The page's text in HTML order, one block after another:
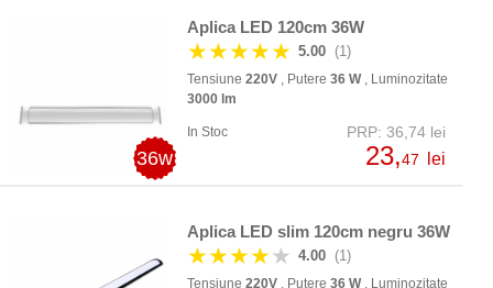
36w
Aplica LED 120cm 36W
★★★★★ 5.00 (1)
Tensiune 220V , Putere 36 W, Luminozitate
3000 lm
In Stoc PRP: 36,74 lei
23,47 lei
Aplica LED slim 120cm negru 36W
★★★★★ 4.00 (1)
Tensiune 220V , Putere 36 W, Luminozitate